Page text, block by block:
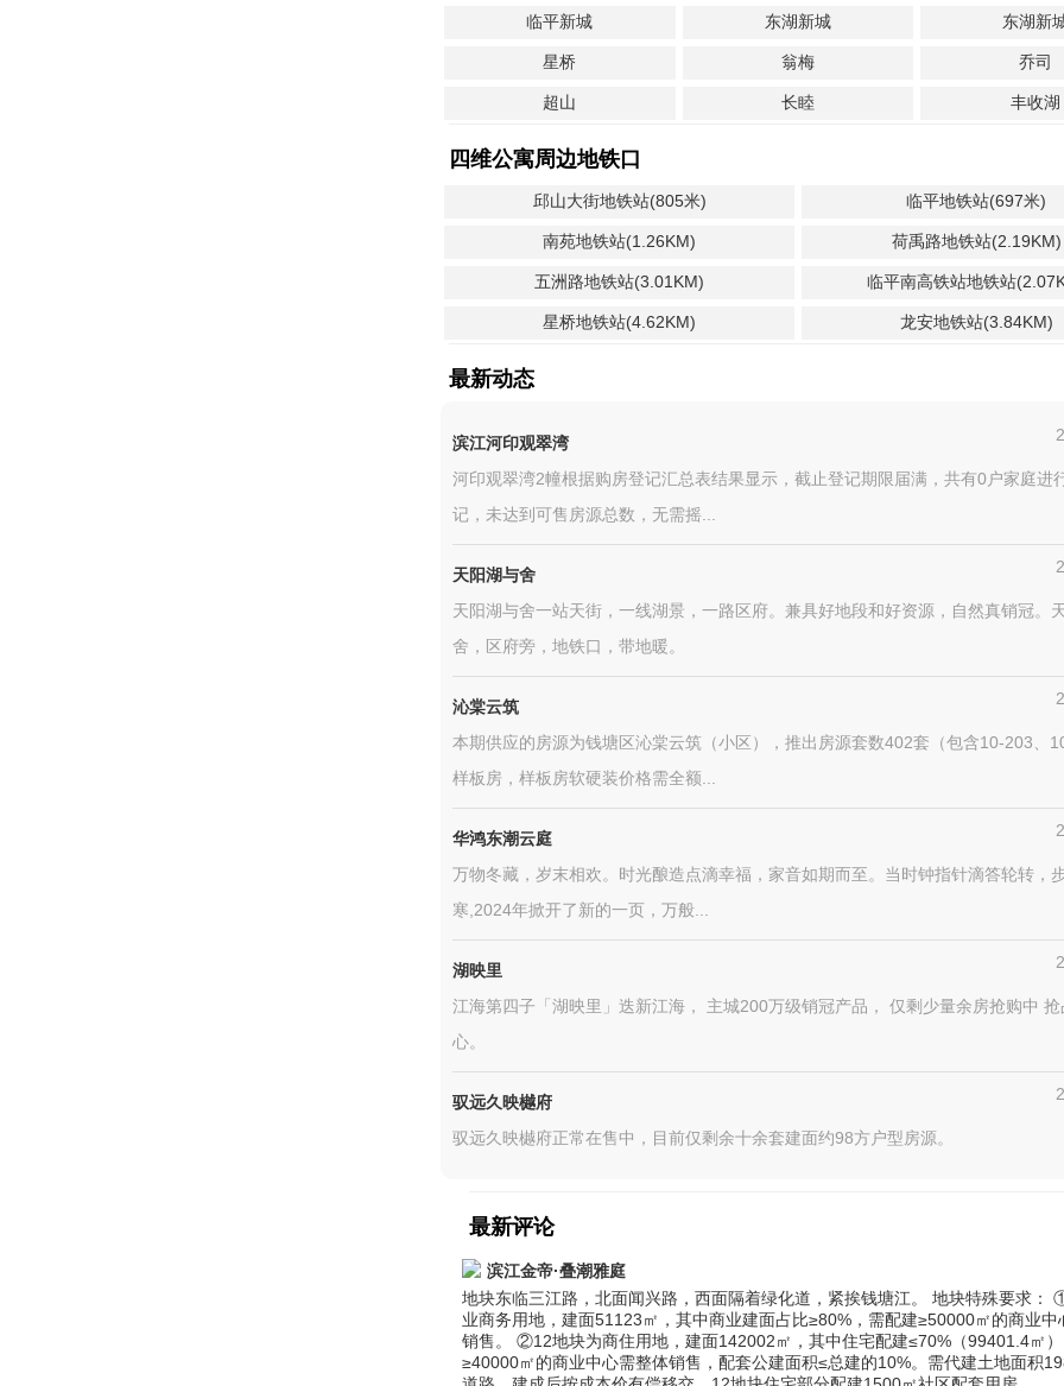
临平新城 东湖新城 东湖新
星桥 翁梅 乔司
超山 长睦 丰收湖
四维公寓周边地铁口
邱山大街地铁站(805米) 临平地铁站(697米)
南苑地铁站(1.26KM) 荷禹路地铁站(2.19KM)
五洲路地铁站(3.01KM) 临平南高铁站地铁站
星桥地铁站(4.62KM) 龙安地铁站(3.84KM)
最新动态
滨江河印观翠湾
河印观翠湾2幢根据购房登记汇总表结果显示，截止登记期限届满，共有0户家庭进
记，未达到可售房源总数，无需摇...
天阳湖与舍
天阳湖与舍一站天街，一线湖景，一路区府。兼具好地段和好资源，自然真销冠。
舍，区府旁，地铁口，带地暖。
沁棠云筑
本期供应的房源为钱塘区沁棠云筑（小区），推出房源套数402套（包含10-203、
样板房，样板房软硬装价格需全额...
华鸿东潮云庭
万物冬藏，岁末相欢。时光酿造点滴幸福，家音如期而至。当时钟指针滴答轮转，
寒,2024年掀开了新的一页，万般...
湖映里
江海第四子「湖映里」迭新江海， 主城200万级销冠产品， 仅剩少量余房抢购中
心。
驭远久映樾府
驭远久映樾府正常在售中，目前仅剩余十余套建面约98方户型房源。
最新评论
滨江金帝·叠潮雅庭
地块东临三江路，北面闻兴路，西面隔着绿化道，紧挨钱塘江。 地块特殊要求：
业商务用地，建面51123㎡，其中商业建面占比≥80%，需配建≥50000㎡的商业中
销售。 ②12地块为商住用地，建面142002㎡，其中住宅配建≤70%（99401.4㎡
≥40000㎡的商业中心需整体销售，配套公建面积≤总建的10%。需代建土地面积